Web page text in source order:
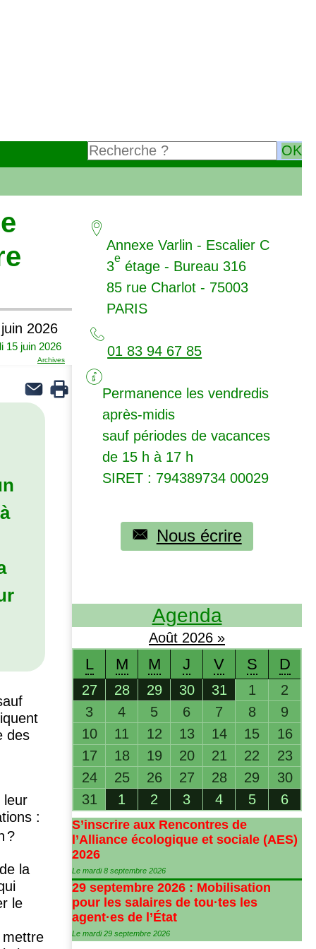
2026
15 juin 2026
Archives
des
leur
:
?
la
le
mettre
Annexe Varlin - Escalier C
3
e
étage - Bureau 316
85 rue Charlot - 75003
PARIS
01 83 94 67 85
Permanence les vendredis
après-midis
sauf périodes de vacances
de 15 h à 17 h
SIRET : 794389734 00029
Nous écrire
Agenda
Août 2026 »
L M M J V S D
27 28 29 30 31 1
2
3
4 5 6 7 8
9
10
11 12 13 14 15
16
17
18 19 20 21 22
23
24
25 26 27 28 29
30
31
1 2 3 4 5 6
S’inscrire aux Rencontres de
l’Alliance écologique et sociale (AES)
2026
Le mardi 8 septembre 2026
29 septembre 2026 : Mobilisation
pour les salaires de tou·tes les
agent·es de l’État
Le mardi 29 septembre 2026